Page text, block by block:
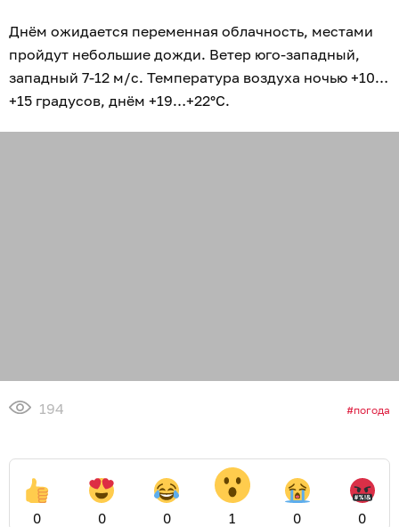
Днём ожидается переменная облачность, местами
пройдут небольшие дожди. Ветер юго-западный,
западный 7-12 м/с. Температура воздуха ночью +10…
+15 градусов, днём +19…+22°C.
194 погода
0 0 0 1 0 0